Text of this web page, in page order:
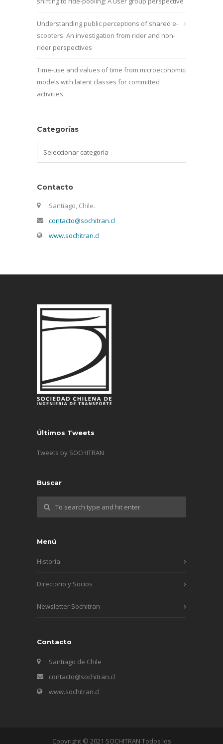
Understanding public perceptions of shared e-
scooters: An investigation from rider and non-
rider perspectives
Time-use and values of time from microeconomic
models with latent classes for committed
activities
Categorías
Contacto
Santiago, Chile.
contacto@sochitran.cl
www.sochitran.cl
Últimos Tweets
Tweets by SOCHITRAN
Buscar
Menú
Historia
Directorio y Socios
Newsletter Sochitran
Contacto
Santiago de Chile
contacto@sochitran.cl
www.sochitran.cl
Copyright © 2021 SOCHITRAN Todos los